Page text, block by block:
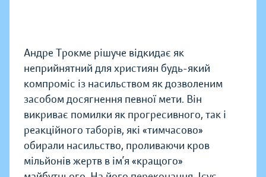
Андре Трокме рішуче відкидає як
неприйнятний для християн будь-який
компроміс із насильством як дозволеним
засобом досягнення певної мети. Він
викриває помилки як прогресивного, так і
реакційного таборів, які «тимчасово»
обирали насильство, проливаючи кров
мільйонів жертв в ім’я «кращого»